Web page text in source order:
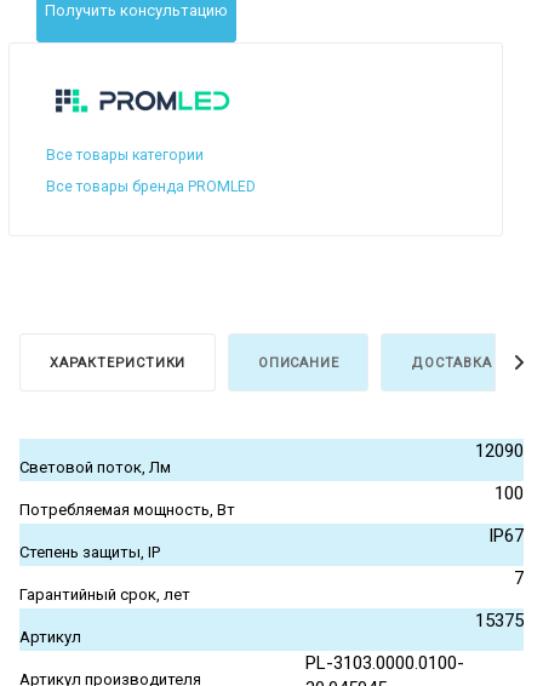
Получить консультацию
Все товары категории
Все товары бренда PROMLED
ХАРАКТЕРИСТИКИ ОПИСАНИЕ ДОСТАВКА И
Световой поток, Лм
12090
Потребляемая мощность, Вт
100
Степень защиты, IP
IP67
Гарантийный срок, лет
7
Артикул
15375
Артикул производителя
PL-3103.0000.0100-